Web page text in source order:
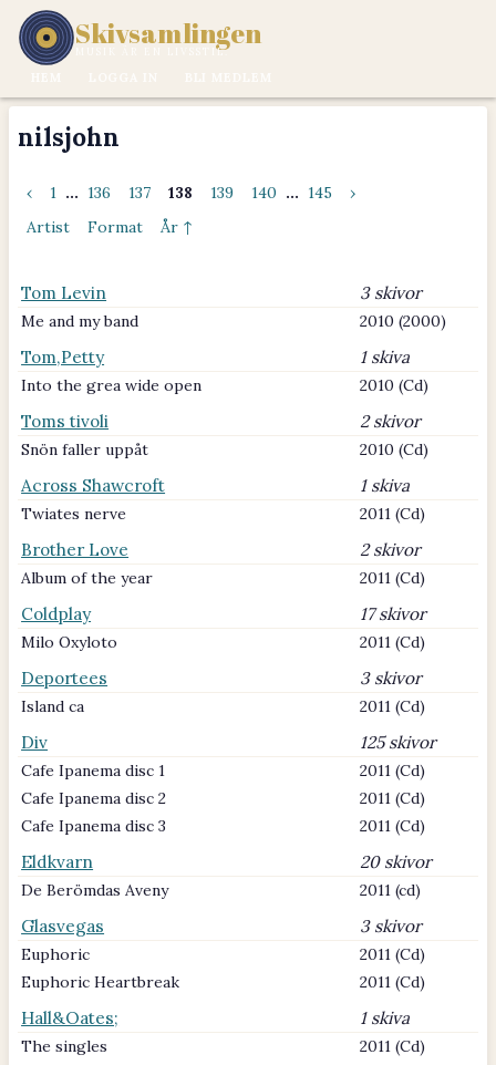
Skivsamlingen
MUSIK ÄR EN LIVSSTIL.
nilsjohn
‹ 1 ... 136 137 138 139 140 ... 145
›
Artist
Format År ↑
Tom Levin 3 skivor
Me and my band 2010 (2000)
Tom,Petty 1 skiva
Into the grea wide open 2010 (Cd)
Toms tivoli 2 skivor
Snön faller uppåt 2010 (Cd)
Across Shawcroft 1 skiva
Twiates nerve 2011 (Cd)
Brother Love 2 skivor
Album of the year 2011 (Cd)
Coldplay 17 skivor
Milo Oxyloto 2011 (Cd)
Deportees 3 skivor
Island ca 2011 (Cd)
Div 125 skivor
Cafe Ipanema disc 1
2011 (Cd)
Cafe Ipanema disc 2
2011 (Cd)
Cafe Ipanema disc 3
2011 (Cd)
Eldkvarn 20 skivor
De Berömdas Aveny 2011 (cd)
Glasvegas 3 skivor
Euphoric
2011 (Cd)
Euphoric Heartbreak
2011 (Cd)
Hall&Oates; 1 skiva
The singles 2011 (Cd)